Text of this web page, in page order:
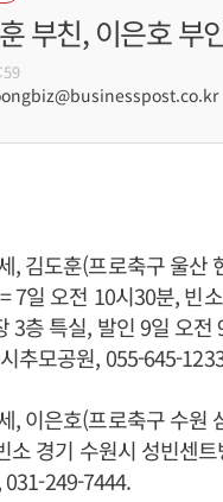
부친, 이은호 부
, 김도훈(프로축구 울산
7일 오전 10시30분, 빈
3층 특실, 발인 9일 오전
추모공원, 055-645-
, 이은호(프로축구 수원
소 경기 수원시 성빈센
249-7444.